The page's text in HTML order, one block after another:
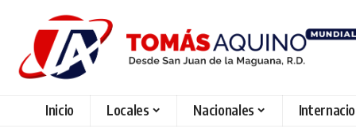
Inicio Locales Nacionales